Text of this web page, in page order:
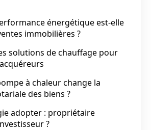
énergétique est-elle
immobilières ?
solutions de chauffage pour
à chaleur change la
des biens ?
adopter : propriétaire
?